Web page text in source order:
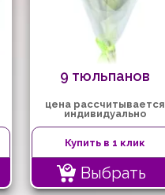
9 тюльпанов
цена рассчитывается
индивидуально
Купить в 1 клик
Выбрать